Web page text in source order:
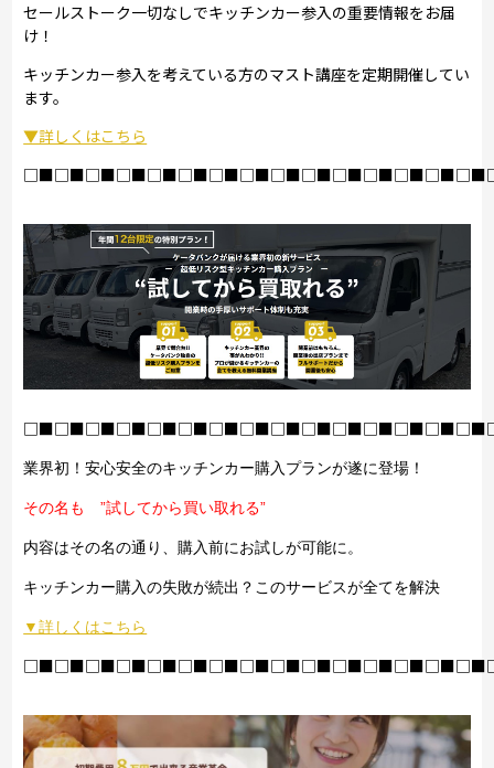
セールストーク一切なしでキッチンカー参入の重要情報をお届
け！
キッチンカー参入を考えている方のマスト講座を定期開催してい
ます。
▼詳しくはこちら
業界初！安心安全のキッチンカー購入プランが遂に登場！
その名も ”試してから買い取れる”
内容はその名の通り、購入前にお試しが可能に。
キッチンカー購入の失敗が続出？このサービスが全てを解決
▼詳しくはこちら